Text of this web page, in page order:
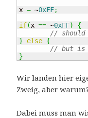
x = ~0xFF;
if(x == ~0xFF)
{
// should
}
else {
// but is
}
Wir landen hier
Zweig, aber
Dabei muss man